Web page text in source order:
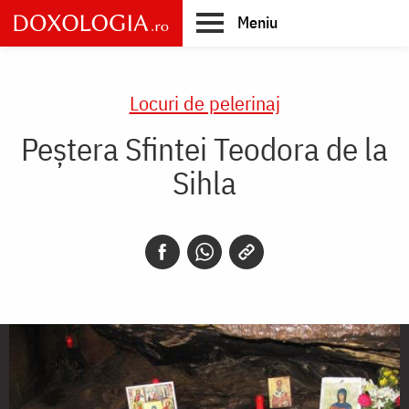
Skip
to
main
Meniu
Locuri de pelerinaj
Peștera Sfintei Teodora de la
Sihla